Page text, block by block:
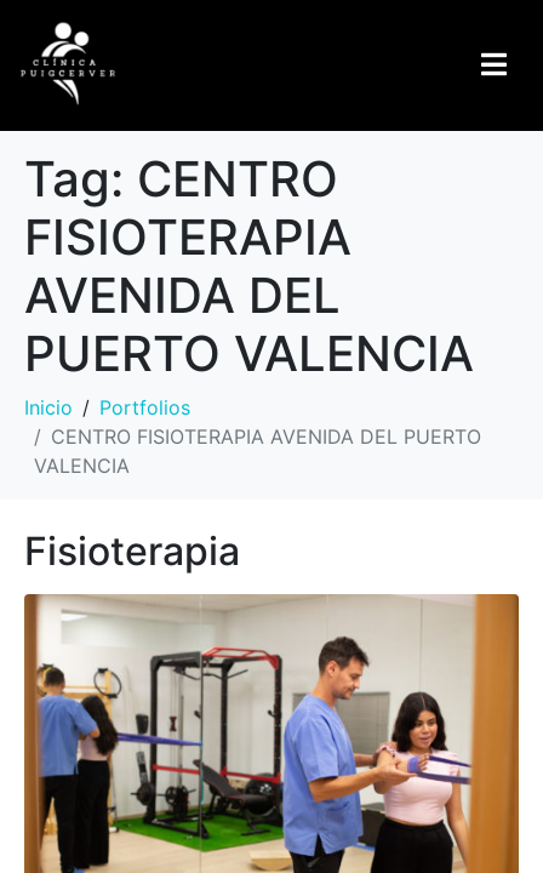
Tag: CENTRO
FISIOTERAPIA
AVENIDA DEL
PUERTO VALENCIA
Inicio
Portfolios
CENTRO FISIOTERAPIA AVENIDA DEL PUERTO
VALENCIA
Fisioterapia